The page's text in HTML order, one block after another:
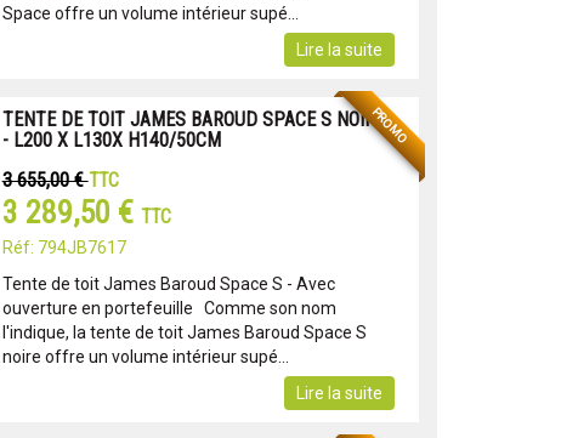
Space offre un volume intérieur supé...
Lire la suite
PROMO
TENTE DE TOIT JAMES BAROUD SPACE S NOIRE
- L200 X L130X H140/50CM
3 655,00 €TTC
3 289,50 € TTC
Réf: 794JB7617
Tente de toit James Baroud Space S - Avec
ouverture en portefeuille Comme son nom
l'indique, la tente de toit James Baroud Space S
noire offre un volume intérieur supé...
Lire la suite